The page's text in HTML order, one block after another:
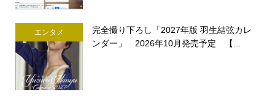
エンタメ
完全撮り下ろし「2027年版 羽生結弦カレ
ンダー」 2026年10月発売予定 【...